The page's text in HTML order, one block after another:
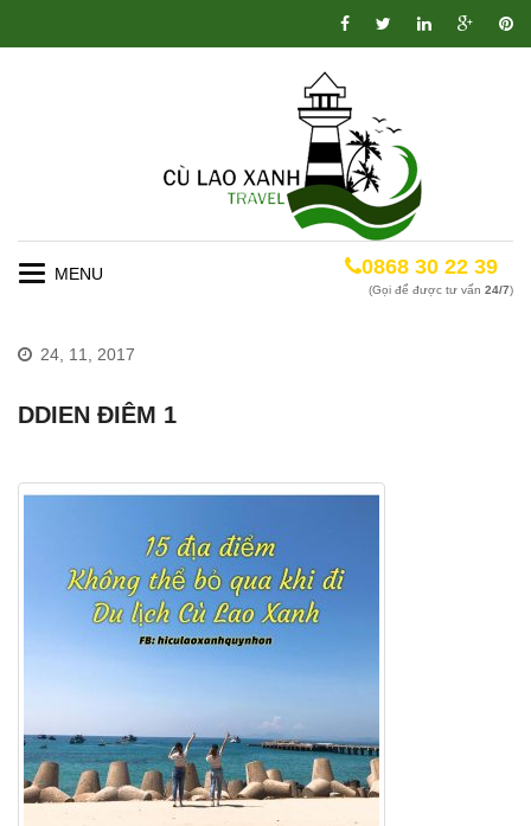
Toggle
0868 30 22 39
(Gọi để được tư vấn 24/7)
24, 11, 2017
DDIEN ĐIÊM 1